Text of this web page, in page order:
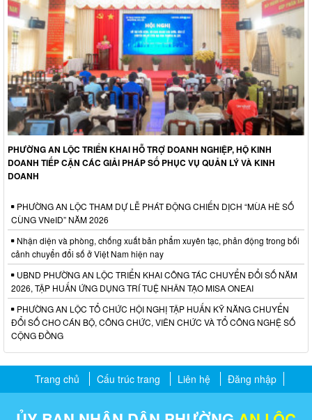
PHƯỜNG AN LỘC TRIỂN KHAI HỖ TRỢ DOANH NGHIỆP, HỘ KINH
DOANH TIẾP CẬN CÁC GIẢI PHÁP SỐ PHỤC VỤ QUẢN LÝ VÀ KINH
DOANH
PHƯỜNG AN LỘC THAM DỰ LỄ PHÁT ĐỘNG CHIẾN DỊCH “MÙA HÈ SỐ
CÙNG VNeID” NĂM 2026
Nhận diện và phòng, chống xuất bản phẩm xuyên tạc, phản động trong bối
cảnh chuyển đổi số ở Việt Nam hiện nay
UBND PHƯỜNG AN LỘC TRIỂN KHAI CÔNG TÁC CHUYỂN ĐỔI SỐ NĂM
2026, TẬP HUẤN ỨNG DỤNG TRÍ TUỆ NHÂN TẠO MISA ONEAI
PHƯỜNG AN LỘC TỔ CHỨC HỘI NGHỊ TẬP HUẤN KỸ NĂNG CHUYỂN
ĐỔI SỐ CHO CÁN BỘ, CÔNG CHỨC, VIÊN CHỨC VÀ TỔ CÔNG NGHỆ SỐ
CỘNG ĐỒNG
Trang chủ Cấu trúc trang Liên hệ Đăng nhập